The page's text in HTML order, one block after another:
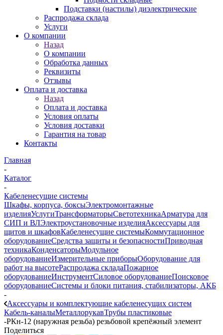
Подставки (настилы) диэлектрические
Распродажа склада
Услуги
О компании
Назад
О компании
Обработка данных
Реквизиты
Отзывы
Оплата и доставка
Назад
Оплата и доставка
Условия оплаты
Условия доставки
Гарантия на товар
Контакты
Главная
-
Каталог
-
Кабеленесущие системы
Шкафы, корпуса, боксыЭлектромонтажные
изделияУслугиТрансформаторыСветотехникаАрматура для
СИП и ВЛЭлектроустановочные изделияАксессуары для
щитов и шкафовКабеленесущие системыКоммутационное
оборудованиеСредства защиты и безопасностиПриводная
техникаКонденсаторыМодульное
оборудованиеИзмерительные приборыОборудование для
работ на высотеРаспродажа складаПожарное
оборудованиеИнструментСиловое оборудованиеПоисковое
оборудованиеСистемы и блоки питания, стабилизаторы, АКБ
-
Аксессуары и комплектующие кабеленесущих систем
Кабель-каналыМеталлорукавТрубы пластиковые
-РКн-12 (наружная резьба) резьбовой крепёжный элемент
Поделиться